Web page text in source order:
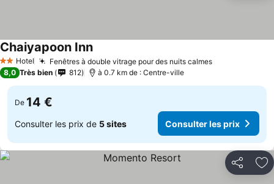
2 Étoiles
Hotel Fenêtres à double vitrage pour des nuits calmes
Chaiyapoon Inn
8,0 Très bien 812 à 0.7 km de : Centre-ville
De 14 €
Consulter les prix de 5 sites Consulter les prix
Partager